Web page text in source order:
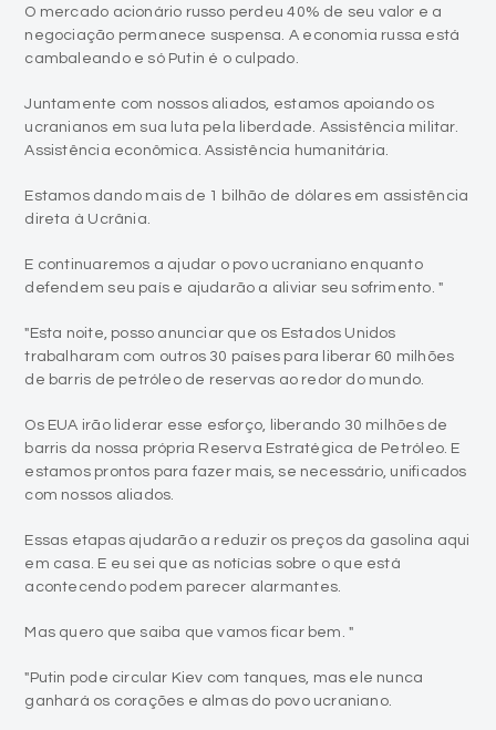
O mercado acionário russo perdeu 40% de seu valor e a
negociação permanece suspensa. A economia russa está
cambaleando e só Putin é o culpado.
Juntamente com nossos aliados, estamos apoiando os
ucranianos em sua luta pela liberdade. Assistência militar.
Assistência econômica. Assistência humanitária.
Estamos dando mais de 1 bilhão de dólares em assistência
direta à Ucrânia.
E continuaremos a ajudar o povo ucraniano enquanto
defendem seu país e ajudarão a aliviar seu sofrimento. "
"Esta noite, posso anunciar que os Estados Unidos
trabalharam com outros 30 países para liberar 60 milhões
de barris de petróleo de reservas ao redor do mundo.
Os EUA irão liderar esse esforço, liberando 30 milhões de
barris da nossa própria Reserva Estratégica de Petróleo. E
estamos prontos para fazer mais, se necessário, unificados
com nossos aliados.
Essas etapas ajudarão a reduzir os preços da gasolina aqui
em casa. E eu sei que as notícias sobre o que está
acontecendo podem parecer alarmantes.
Mas quero que saiba que vamos ficar bem. "
"Putin pode circular Kiev com tanques, mas ele nunca
ganhará os corações e almas do povo ucraniano.